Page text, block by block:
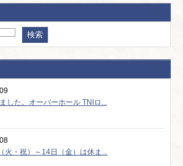
した。オーバーホール TNIロ...
火・祝）～14日（金）は休ま...